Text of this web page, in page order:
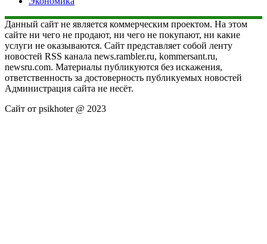
Данный сайт не является коммерческим проектом. На этом
сайте ни чего не продают, ни чего не покупают, ни какие
услуги не оказываются. Сайт представляет собой ленту
новостей RSS канала news.rambler.ru, kommersant.ru,
newsru.com. Материалы публикуются без искажения,
ответственность за достоверность публикуемых новостей
Администрация сайта не несёт.
Сайт от psikhoter @ 2023